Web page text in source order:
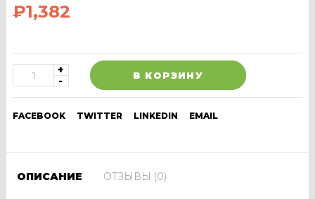
₽1,382
В КОРЗИНУ
FACEBOOK TWITTER LINKEDIN EMAIL
ОПИСАНИЕ ОТЗЫВЫ (0)